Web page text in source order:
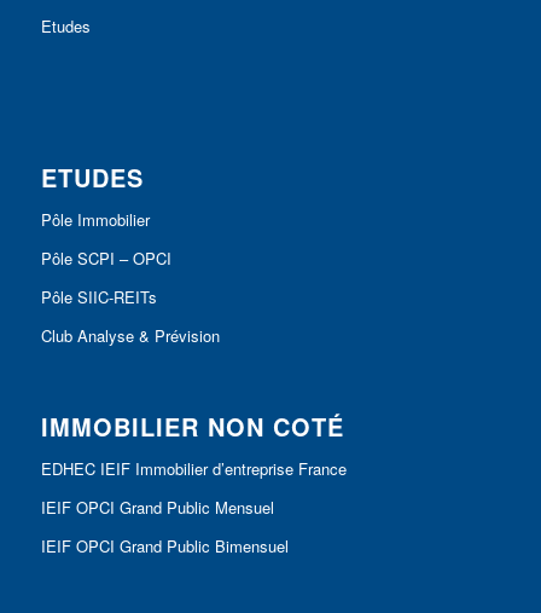
Etudes
ETUDES
Pôle Immobilier
Pôle SCPI – OPCI
Pôle SIIC-REITs
Club Analyse & Prévision
IMMOBILIER NON COTÉ
EDHEC IEIF Immobilier d’entreprise France
IEIF OPCI Grand Public Mensuel
IEIF OPCI Grand Public Bimensuel